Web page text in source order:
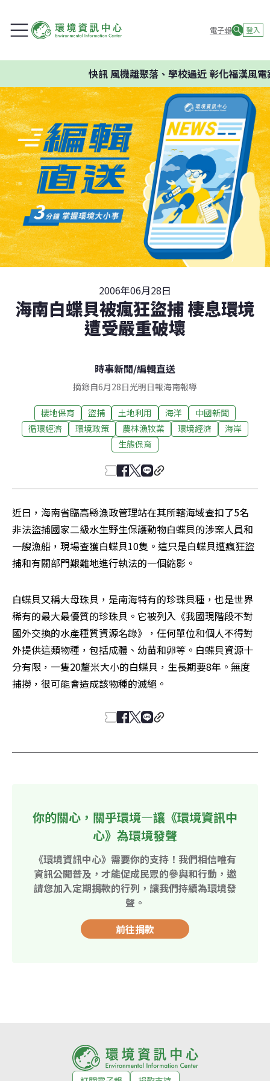
電子報 登入
快訊風機離聚落、學校過近 彰化福漢風電
2006年06月28日
海南白蝶貝被瘋狂盜捕 棲息環境
遭受嚴重破壞
時事新聞/編輯直送
摘錄自6月28日光明日報海南報導
棲地保育 盜捕 土地利用 海洋
中國新聞
循環經濟
環境政策 農林漁牧業 環境經濟
海岸
生態保育
近日，海南省臨高縣漁政管理站在其所轄海域查扣了5名
非法盜捕國家二級水生野生保護動物白蝶貝的涉案人員和
一艘漁船，現場查獲白蝶貝10隻。這只是白蝶貝遭瘋狂盜
捕和有關部門艱難地進行執法的一個縮影。
白蝶貝又稱大母珠貝，是南海特有的珍珠貝種，也是世界
稀有的最大最優質的珍珠貝。它被列入《我國現階段不對
國外交換的水產種質資源名錄》，任何單位和個人不得對
外提供這類物種，包括成體、幼苗和卵等。白蝶貝資源十
分有限，一隻20釐米大小的白蝶貝，生長期要8年。無度
捕撈，很可能會造成該物種的滅絕。
你的關心，關乎環境—讓《環境資訊中
心》為環境發聲
《環境資訊中心》需要你的支持！我們相信唯有
資訊公開普及，才能促成民眾的參與和行動，邀
請您加入定期捐款的行列，讓我們持續為環境發
聲。
前往捐款